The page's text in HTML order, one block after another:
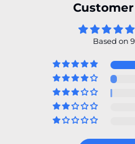
Based on